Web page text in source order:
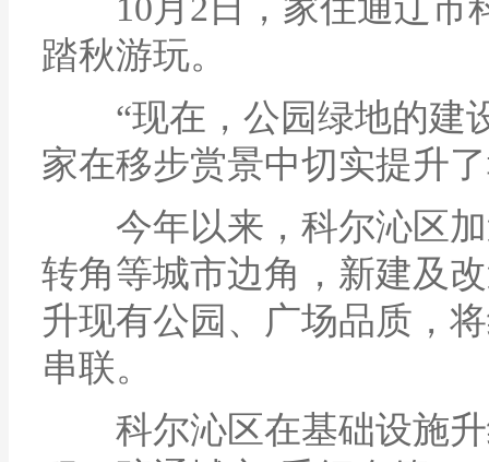
踏秋游玩。
“现在，公园绿地的建设
家在移步赏景中切实提升
今年以来，科尔沁区加
转角等城市边角，新建及
升现有公园、广场品质，
串联。
科尔沁区在基础设施升